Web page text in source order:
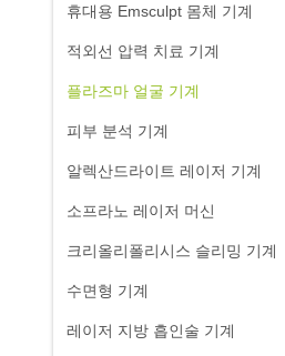
휴대용 Emsculpt 몸체 기계
적외선 압력 치료 기계
플라즈마 얼굴 기계
피부 분석 기계
알렉산드라이트 레이저 기계
소프라노 레이저 머신
크리올리폴리시스 슬리밍 기계
수면형 기계
레이저 지방 흡인술 기계